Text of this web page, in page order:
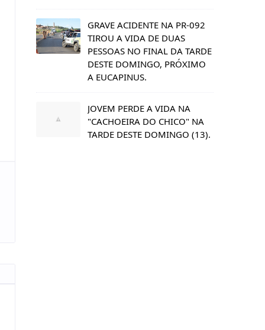
GRAVE ACIDENTE NA PR-092
TIROU A VIDA DE DUAS
PESSOAS NO FINAL DA TARDE
DESTE DOMINGO, PRÓXIMO
A EUCAPINUS.
JOVEM PERDE A VIDA NA
"CACHOEIRA DO CHICO" NA
TARDE DESTE DOMINGO (13).